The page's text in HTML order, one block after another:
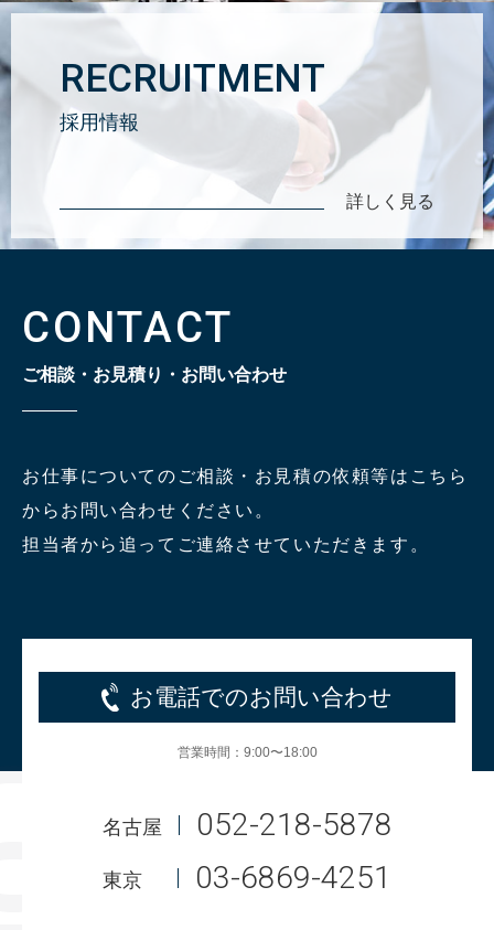
RECRUITMENT
採用情報
詳しく見る
CONTACT
ご相談・お見積り・お問い合わせ
お仕事についてのご相談・お見積の依頼等はこちら
からお問い合わせください。
担当者から追ってご連絡させていただきます。
お電話でのお問い合わせ
営業時間：9:00〜18:00
名古屋 052-218-5878
東京 03-6869-4251